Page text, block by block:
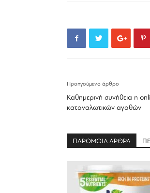
Προηγούμενο άρθρο
Καθημερινή συνήθεια η
καταναλωτικών αγαθών
ΠΑΡΟΜΟΙΑ ΑΡΘΡΑ